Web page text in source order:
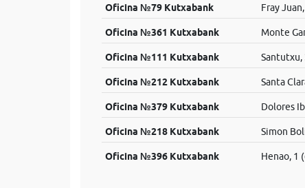
Oficina №79 Kutxabank Fray Juan,
Oficina №361 Kutxabank Monte
Oficina №111 Kutxabank Santutxu,
Oficina №212 Kutxabank Santa
Oficina №379 Kutxabank Dolores
Oficina №218 Kutxabank Simon
Oficina №396 Kutxabank Henao, 1